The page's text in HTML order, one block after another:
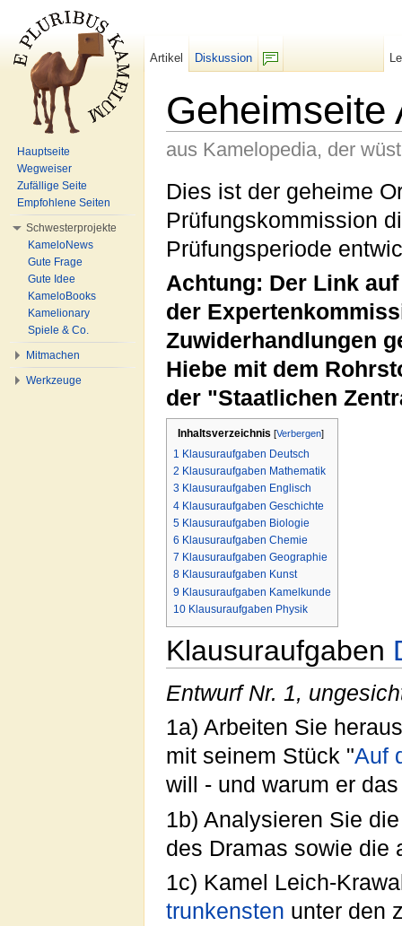
Geheimseite
aus Kamelopedia, der
Dies ist der geheime
Prüfungskommission
Prüfungsperiode
Achtung: Der Link
der
Zuwiderhandlungen
Hiebe mit dem
der "Staatlichen
Inhaltsverzeichnis [Verbergen]
1 Klausuraufgaben Deutsch
2 Klausuraufgaben Mathematik
3 Klausuraufgaben Englisch
4 Klausuraufgaben Geschichte
5 Klausuraufgaben Biologie
6 Klausuraufgaben Chemie
7 Klausuraufgaben Geographie
8 Klausuraufgaben Kunst
9 Klausuraufgaben Kamelkunde
10 Klausuraufgaben Physik
Klausuraufgaben
Entwurf Nr. 1,
1a) Arbeiten Sie
mit seinem Stück "Auf
will - und warum er
1b) Analysieren Sie
des Dramas sowie die
1c) Kamel Leich-
trunkensten unter den
Artikel
Diskussion
Hauptseite
Wegweiser
Zufällige Seite
Empfohlene Seiten
Schwesterprojekte
KameloNews
Gute Frage
Gute Idee
KameloBooks
Kamelionary
Spiele & Co.
Mitmachen
Werkzeuge